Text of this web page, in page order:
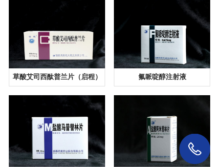
草酸艾司西酞普兰片（启程） 氟哌啶醇注射液